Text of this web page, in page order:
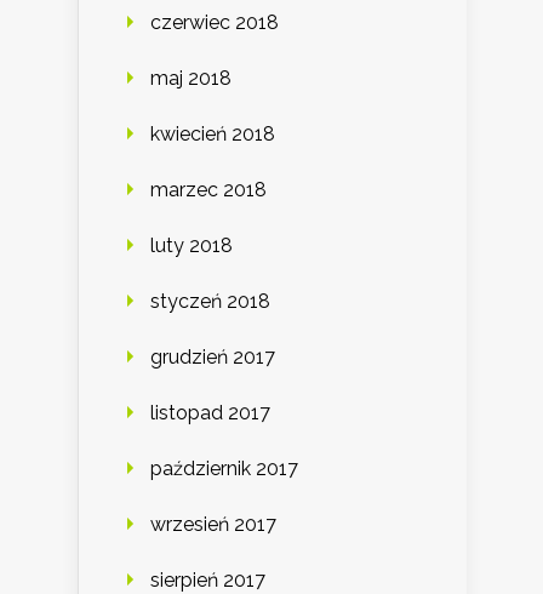
czerwiec 2018
maj 2018
kwiecień 2018
marzec 2018
luty 2018
styczeń 2018
grudzień 2017
listopad 2017
październik 2017
wrzesień 2017
sierpień 2017